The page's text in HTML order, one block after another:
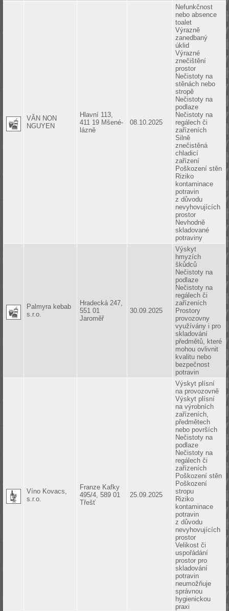
VĂN NON
NGUYEN
Hlavní 113,
411 19 Mšené-
lázně
08.10.2025
Nefunkčnost
nebo absence
toalet
Výrazně
zanedbaný
úklid
Výrazné
znečištění
prostor
Nečistoty na
stěnách nebo
stropě
Nečistoty na
podlaze
Nečistoty na
regálech či
zařízeních
Silně
znečistěná
chladicí
zařízení
Poškození stěn
Riziko
kontaminace
potravin
z důvodu
nevyhovujících
prostor
Nevhodně
skladované
potraviny
Palmyra kebab
s.r.o.
Hradecká 247,
551 01
Jaroměř
30.09.2025
Výskyt
hmyzích
škůdců
Nečistoty na
podlaze
Nečistoty na
regálech či
zařízeních
Prostory
provozovny
využívány i pro
skladování
předmětů, které
mohou ovlivnit
kvalitu nebo
bezpečnost
potravin
Víno Kovacs,
s.r.o.
Franze Kafky
495/4, 589 01
Třešť
25.09.2025
Výskyt plísní
na provozovně
Výskyt plísní
na výrobních
zařízeních,
předmětech
nebo površích
Nečistoty na
podlaze
Nečistoty na
regálech či
zařízeních
Poškození stěn
Poškození
stropu
Riziko
kontaminace
potravin
z důvodu
nevyhovujících
prostor
Velikost či
uspořádání
prostor pro
skladování
potravin
neumožňuje
správnou
hygienickou
praxi